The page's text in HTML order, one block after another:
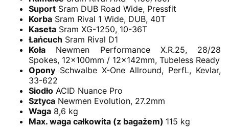
Suport Sram DUB Road Wide, Pressfit
Korba Sram Rival 1 Wide, DUB, 40T
Kaseta Sram XG-1250, 10-36T
Łańcuch Sram Rival D1
Koła Newmen Performance X.R.25, 28/28
Spokes, 12x100mm / 12x142mm, Tubeless Ready
Opony Schwalbe X-One Allround, PerfL, Kevlar,
33-622
Siodło ACID Nuance Pro
Sztyca Newmen Evolution, 27.2mm
Waga 8,6 kg
Max. waga całkowita (z bagażem) 115 kg